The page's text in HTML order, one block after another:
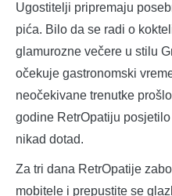
Ugostitelji pripremaju
pića. Bilo da se radi o
glamurozne večere u stilu
očekuje gastronomski
neočekivane trenutke
godine RetrOpatiju
nikad dotad.
Za tri dana RetrOpatije
mobitele i prepustite se